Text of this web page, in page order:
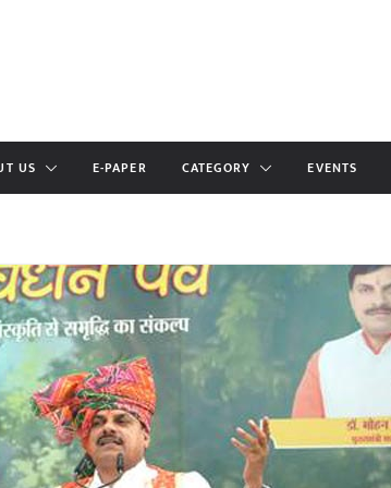
US E-PAPER CATEGORY EVENTS